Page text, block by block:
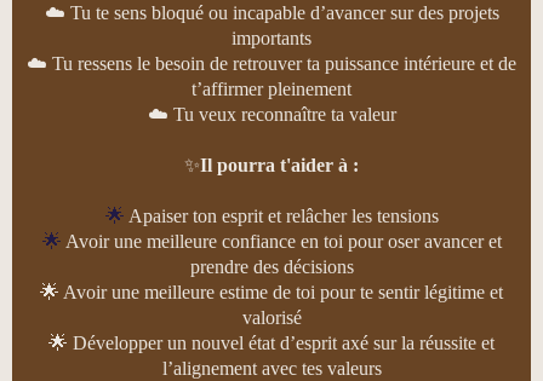
☁️ Tu te sens bloqué ou incapable d’avancer sur des projets
importants
☁️ Tu ressens le besoin de retrouver ta puissance intérieure et de
t’affirmer pleinement
☁️ Tu veux reconnaître ta valeur
✨Il pourra t'aider à :
🌟 Apaiser ton esprit et relâcher les tensions
🌟 Avoir une meilleure confiance en toi pour oser avancer et
prendre des décisions
🌟 Avoir une meilleure estime de toi pour te sentir légitime et
valorisé
🌟 Développer un nouvel état d’esprit axé sur la réussite et
l’alignement avec tes valeurs